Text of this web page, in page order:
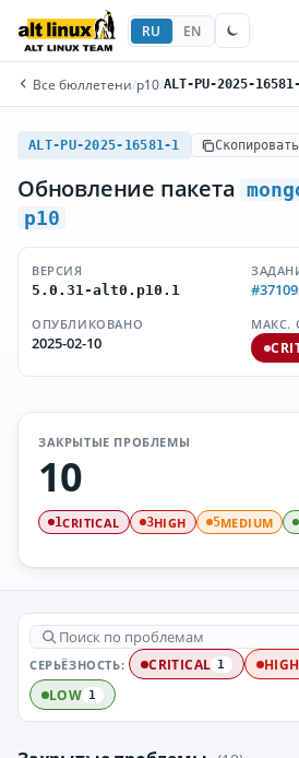
RU EN
Все бюллетени/p10/ALT-PU-2025-
ALT-PU-2025-16581-1 Скопировать
Обновление пакета
p10
ВЕРСИЯ
5.0.31-alt0.p10.1
ОПУБЛИКОВАНО
2025-02-10
МАКС.
ЗАКРЫТЫЕ ПРОБЛЕМЫ
10
1CRITICAL 3HIGH 5MEDIUM
СЕРЬЁЗНОСТЬ: CRITICAL 1 HIGH
LOW 1